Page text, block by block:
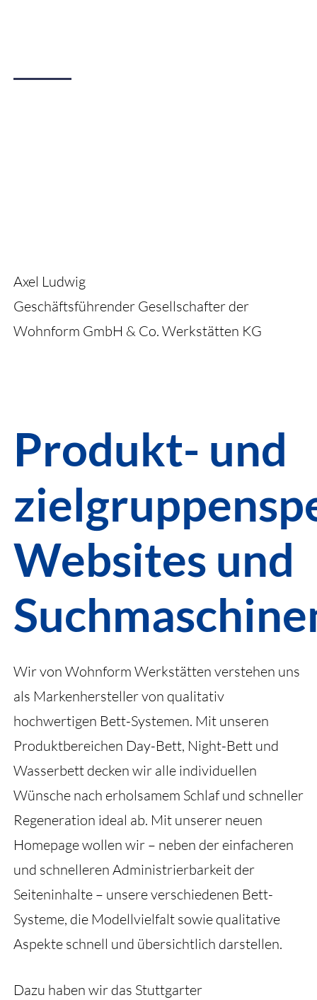
Axel Ludwig
Geschäftsführender Gesellschafter der
Wohnform GmbH & Co. Werkstätten KG
Produkt- und
Websites und
Wir von Wohnform Werkstätten verstehen uns
als Markenhersteller von qualitativ
hochwertigen Bett-Systemen. Mit unseren
Produktbereichen Day-Bett, Night-Bett und
Wasserbett decken wir alle individuellen
Wünsche nach erholsamem Schlaf und schneller
Regeneration ideal ab. Mit unserer neuen
Homepage wollen wir – neben der einfacheren
und schnelleren Administrierbarkeit der
Seiteninhalte – unsere verschiedenen Bett-
Systeme, die Modellvielfalt sowie qualitative
Aspekte schnell und übersichtlich darstellen.
Dazu haben wir das Stuttgarter